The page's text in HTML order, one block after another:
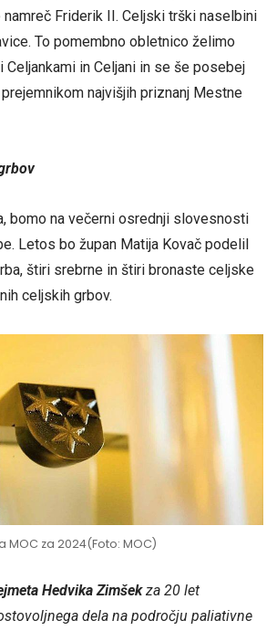
namreč Friderik II. Celjski trški naselbini
To pomembno obletnico želimo
in Celjani in se še posebej
najvišjih priznanj Mestne
bomo na večerni osrednji slovesnosti
Letos bo župan Matija Kovač podelil
štiri srebrne in štiri bronaste celjske
celjskih grbov.
MOC za 2024(Foto: MOC)
Hedvika Zimšekza 20 let
dela na področju paliativne